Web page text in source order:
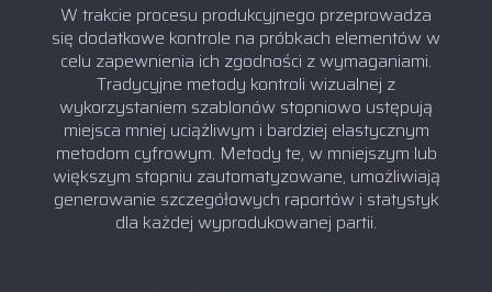
W trakcie procesu produkcyjnego przeprowadza
się dodatkowe kontrole na próbkach elementów w
celu zapewnienia ich zgodności z wymaganiami.
Tradycyjne metody kontroli wizualnej z
wykorzystaniem szablonów stopniowo ustępują
miejsca mniej uciążliwym i bardziej elastycznym
metodom cyfrowym. Metody te, w mniejszym lub
większym stopniu zautomatyzowane, umożliwiają
generowanie szczegółowych raportów i statystyk
dla każdej wyprodukowanej partii.